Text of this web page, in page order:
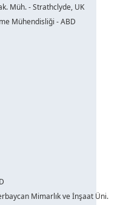
Müh. - Strathclyde, UK
Mühendisliği - ABD
Mimarlık ve İnşaat Üni.